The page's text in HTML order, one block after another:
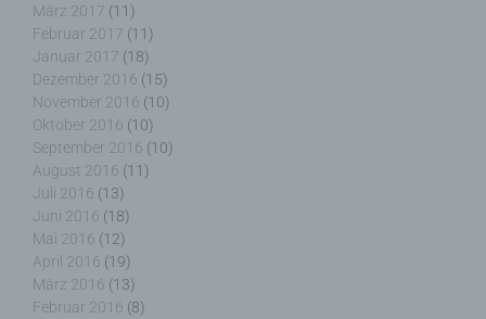
März 2017 (11)
Februar 2017 (11)
Januar 2017 (18)
Dezember 2016 (15)
November 2016 (10)
Oktober 2016 (10)
September 2016 (10)
August 2016 (11)
Juli 2016 (13)
Juni 2016 (18)
Mai 2016 (12)
April 2016 (19)
März 2016 (13)
Februar 2016 (8)
einverstanden ist.
Name und Anschrift des für die Verarbeitung
Verantwortlichen
Verantwortlicher im Sinne der Datenschutz-
Grundverordnung, sonstiger in den Mitgliedstaaten
der Europäischen Union geltenden
Datenschutzgesetze und anderer Bestimmungen
mit datenschutzrechtlichem Charakter ist die: